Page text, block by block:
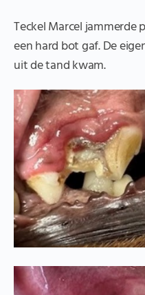
Teckel Marcel jammerde
een hard bot gaf. De
uit de tand kwam.